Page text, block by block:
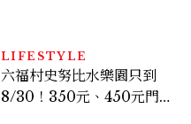
LIFESTYLE
六福村史努比水樂園只到
8/30！350元、450元門票